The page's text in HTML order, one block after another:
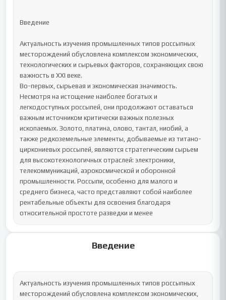
Введение
Актуальность изучения промышленных типов россыпных
месторождений обусловлена комплексом экономических,
технологических и сырьевых факторов, сохраняющих свою
важность в XXI веке.
Во-первых, сырьевая и экономическая значимость.
Несмотря на истощение наиболее богатых и
легкодоступных россыпей, они продолжают оставаться
важным источником критически важных полезных
ископаемых. Золото, платина, олово, тантал, ниобий, а
также редкоземельные элементы, добываемые из титано-
циркониевых россыпей, являются стратегическим сырьем
для высокотехнологичных отраслей: электроники,
телекоммуникаций, аэрокосмической и оборонной
промышленности. Россыпи, особенно для малого и
среднего бизнеса, часто представляют собой наиболее
рентабельные объекты для освоения благодаря
относительной простоте разведки и менее
Введение
Актуальность изучения промышленных типов россыпных
месторождений обусловлена комплексом экономических,